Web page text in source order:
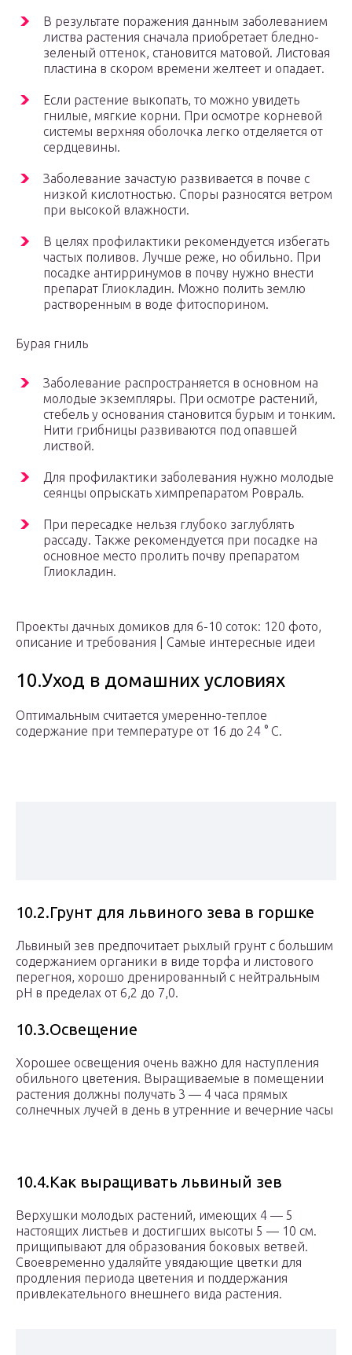
В результате поражения данным заболеванием
листва растения сначала приобретает бледно-
зеленый оттенок, становится матовой. Листовая
пластина в скором времени желтеет и опадает.
Если растение выкопать, то можно увидеть
гнилые, мягкие корни. При осмотре корневой
системы верхняя оболочка легко отделяется от
сердцевины.
Заболевание зачастую развивается в почве с
низкой кислотностью. Споры разносятся ветром
при высокой влажности.
В целях профилактики рекомендуется избегать
частых поливов. Лучше реже, но обильно. При
посадке антирринумов в почву нужно внести
препарат Глиокладин. Можно полить землю
растворенным в воде фитоспорином.
Бурая гниль
Заболевание распространяется в основном на
молодые экземпляры. При осмотре растений,
стебель у основания становится бурым и тонким.
Нити грибницы развиваются под опавшей
листвой.
Для профилактики заболевания нужно молодые
сеянцы опрыскать химпрепаратом Ровраль.
При пересадке нельзя глубоко заглублять
рассаду. Также рекомендуется при посадке на
основное место пролить почву препаратом
Глиокладин.
Проекты дачных домиков для 6-10 соток: 120 фото,
описание и требования | Самые интересные идеи
10.Уход в домашних условиях
Оптимальным считается умеренно-теплое
содержание при температуре от 16 до 24 ° C.
10.2.Грунт для львиного зева в горшке
Львиный зев предпочитает рыхлый грунт с большим
содержанием органики в виде торфа и листового
перегноя, хорошо дренированный с нейтральным
рН в пределах от 6,2 до 7,0.
10.3.Освещение
Хорошее освещения очень важно для наступления
обильного цветения. Выращиваемые в помещении
растения должны получать 3 — 4 часа прямых
солнечных лучей в день в утренние и вечерние часы
10.4.Как выращивать львиный зев
Верхушки молодых растений, имеющих 4 — 5
настоящих листьев и достигших высоты 5 — 10 см.
прищипывают для образования боковых ветвей.
Своевременно удаляйте увядающие цветки для
продления периода цветения и поддержания
привлекательного внешнего вида растения.